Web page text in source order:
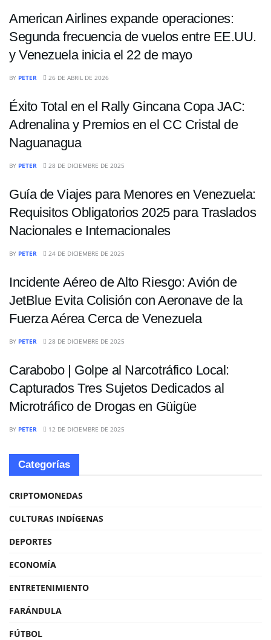
American Airlines expande operaciones:
Segunda frecuencia de vuelos entre EE.UU.
y Venezuela inicia el 22 de mayo
BY PETER 26 DE ABRIL DE 2026
Éxito Total en el Rally Gincana Copa JAC:
Adrenalina y Premios en el CC Cristal de
Naguanagua
BY PETER 28 DE DICIEMBRE DE 2025
Guía de Viajes para Menores en Venezuela:
Requisitos Obligatorios 2025 para Traslados
Nacionales e Internacionales
BY PETER 24 DE DICIEMBRE DE 2025
Incidente Aéreo de Alto Riesgo: Avión de
JetBlue Evita Colisión con Aeronave de la
Fuerza Aérea Cerca de Venezuela
BY PETER 28 DE DICIEMBRE DE 2025
Carabobo | Golpe al Narcotráfico Local:
Capturados Tres Sujetos Dedicados al
Microtráfico de Drogas en Güigüe
BY PETER 12 DE DICIEMBRE DE 2025
Categorías
CRIPTOMONEDAS
CULTURAS INDÍGENAS
DEPORTES
ECONOMÍA
ENTRETENIMIENTO
FARÁNDULA
FÚTBOL